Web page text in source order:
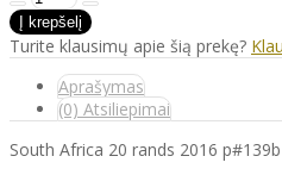
Turite klausimų apie šią prekę?
Aprašymas
(0) Atsiliepimai
South Africa 20 rands 2016